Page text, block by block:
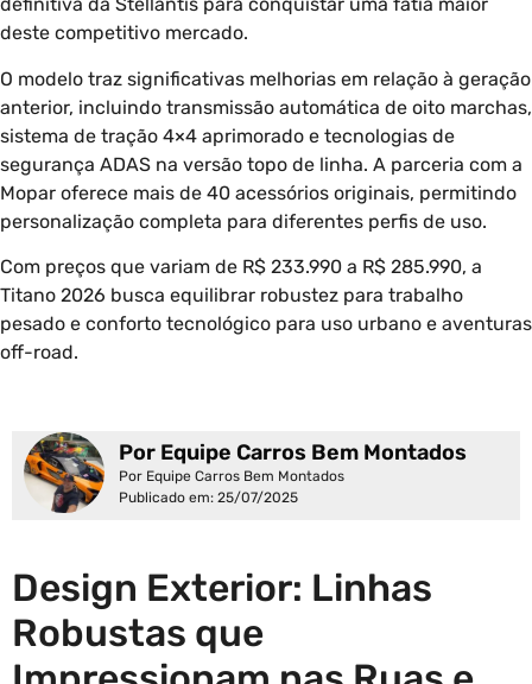
deste competitivo mercado.
O modelo traz significativas melhorias em relação à geração
anterior, incluindo transmissão automática de oito marchas,
sistema de tração 4×4 aprimorado e tecnologias de
segurança ADAS na versão topo de linha. A parceria com a
Mopar oferece mais de 40 acessórios originais, permitindo
personalização completa para diferentes perfis de uso.
Com preços que variam de R$ 233.990 a R$ 285.990, a
Titano 2026 busca equilibrar robustez para trabalho
pesado e conforto tecnológico para uso urbano e aventuras
off-road.
Por Equipe Carros Bem Montados
Por Equipe Carros Bem Montados
Publicado em: 25/07/2025
Design Exterior: Linhas
Robustas que